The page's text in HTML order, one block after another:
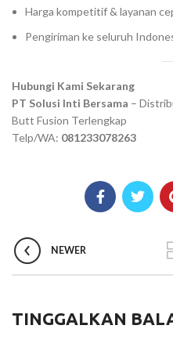
Harga kompetitif & layanan
Pengiriman ke seluruh
Hubungi Kami Sekarang
PT Solusi Inti Bersama –
Butt Fusion Terlengkap
Telp/WA: 081233078263
NEWER
TINGGALKAN